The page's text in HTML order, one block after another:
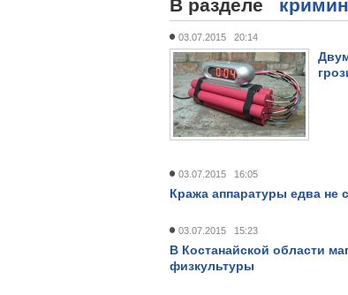
В разделе
03.07.2015 20:14
03.07.2015 16:05
Кража аппаратуры едва не
03.07.2015 15:23
В Костанайской области
физкультуры